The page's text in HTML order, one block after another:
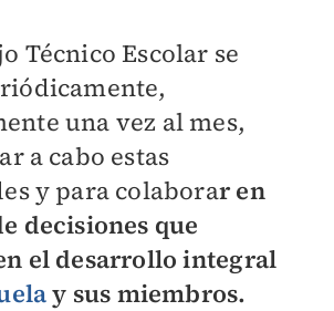
Técnico Escolar se
una vez al mes,
a cabo estas
y para colaborar en
decisiones que
el desarrollo integral
y sus miembros.